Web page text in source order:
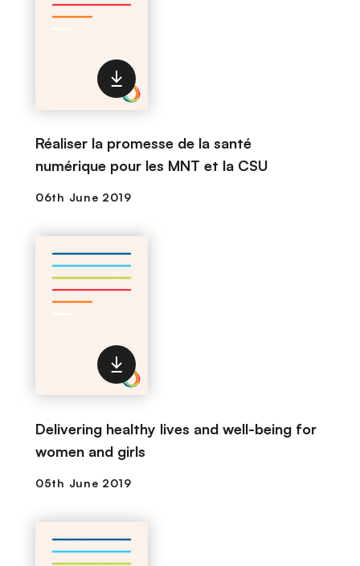
Réaliser la promesse de la santé
numérique pour les MNT et la CSU
Delivering healthy lives and well-being for
women and girls